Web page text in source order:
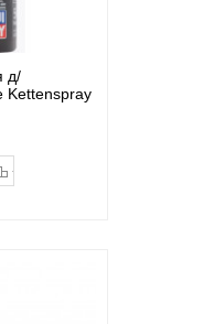
д/
Kettenspray